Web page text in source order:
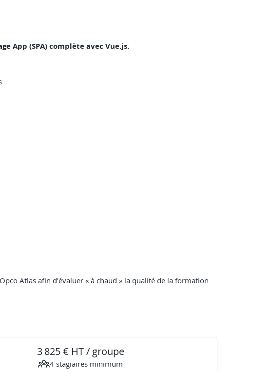
App (SPA) complète avec Vue.js.
Atlas afin d’évaluer « à chaud » la qualité de la formation
3 825 € HT / groupe
4 stagiaires minimum